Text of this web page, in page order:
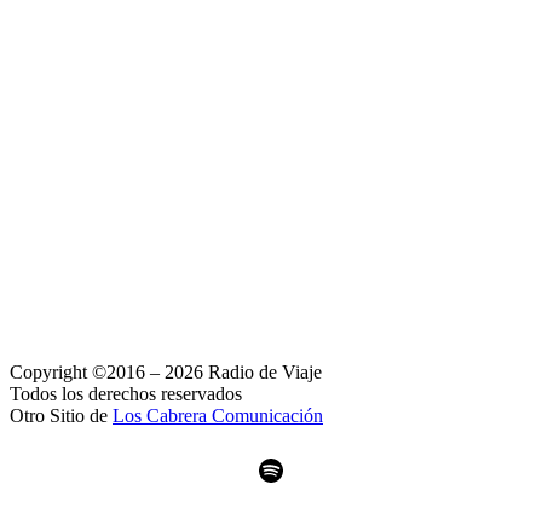
Copyright ©2016 – 2026 Radio de Viaje
Todos los derechos reservados
Otro Sitio de Los Cabrera Comunicación
Spotify